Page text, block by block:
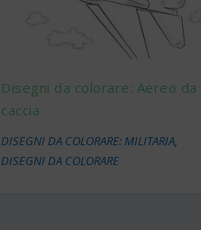
Disegni da colorare: Aereo da
caccia
DISEGNI DA COLORARE: MILITARIA,
DISEGNI DA COLORARE